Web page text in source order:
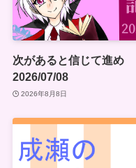
次があると信じて進め
2026/07/08
2026年8月8日